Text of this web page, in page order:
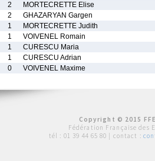
2
MORTECRETTE Elise
2
GHAZARYAN Gargen
1
MORTECRETTE Judith
1
VOIVENEL Romain
1
CURESCU Maria
1
CURESCU Adrian
0 VOIVENEL Maxime
Copyright © 2015
Fédération Française des
tél : 01 39 44 65 80 | contact :